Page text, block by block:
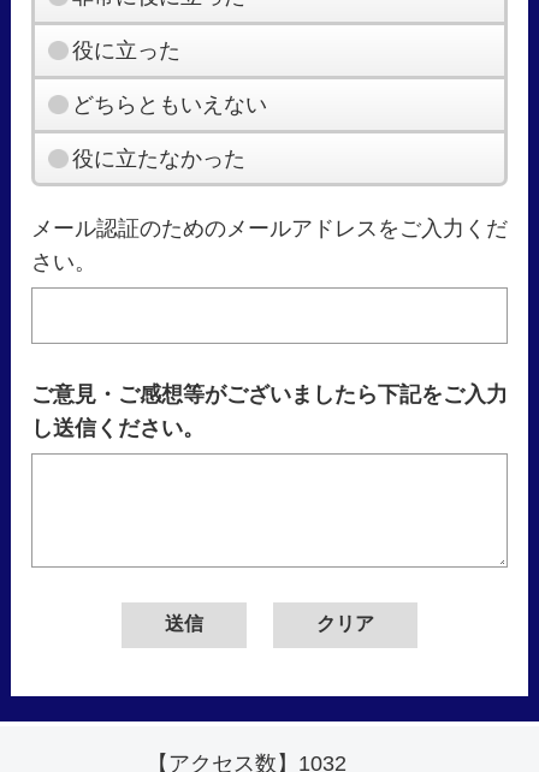
役に立った
どちらともいえない
役に立たなかった
メール認証のためのメールアドレスをご入力くだ
さい。
ご意見・ご感想等がございましたら下記をご入力
し送信ください。
【アクセス数】 1032